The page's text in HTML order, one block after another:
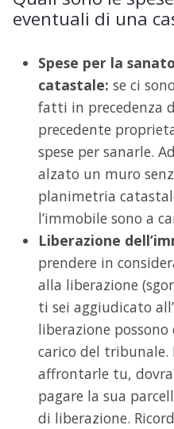
eventuali di una
Spese per la
catastale: se ci
fatti in precedenza
precedente
spese per sanarle.
alzato un muro
planimetria
l’immobile sono a
Liberazione dell
prendere in
alla liberazione
ti sei aggiudicato
liberazione possono
carico del tribunale.
affrontarle tu,
pagare la sua
di liberazione.